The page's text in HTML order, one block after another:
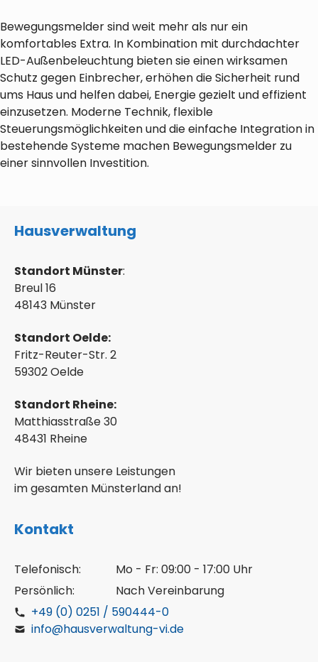
Bewegungsmelder sind weit mehr als nur ein
komfortables Extra. In Kombination mit durchdachter
LED-Außenbeleuchtung bieten sie einen wirksamen
Schutz gegen Einbrecher, erhöhen die Sicherheit rund
ums Haus und helfen dabei, Energie gezielt und effizient
einzusetzen. Moderne Technik, flexible
Steuerungsmöglichkeiten und die einfache Integration in
bestehende Systeme machen Bewegungsmelder zu
einer sinnvollen Investition.
Hausverwaltung
Standort Münster:
Breul 16
48143 Münster
Standort Oelde:
Fritz-Reuter-Str. 2
59302 Oelde
Standort Rheine:
Matthiasstraße 30
48431 Rheine
Wir bieten unsere Leistungen
im gesamten Münsterland an!
Kontakt
Telefonisch:
Persönlich:
Mo - Fr: 09:00 - 17:00 Uhr
Nach Vereinbarung
+49 (0) 0251 / 590444-0
info@hausverwaltung-vi.de